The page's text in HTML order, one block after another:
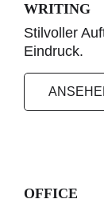
WRITING
Stilvoller
Eindruck.
OFFICE